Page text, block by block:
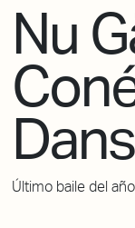
Nu
Dans
Último baile del